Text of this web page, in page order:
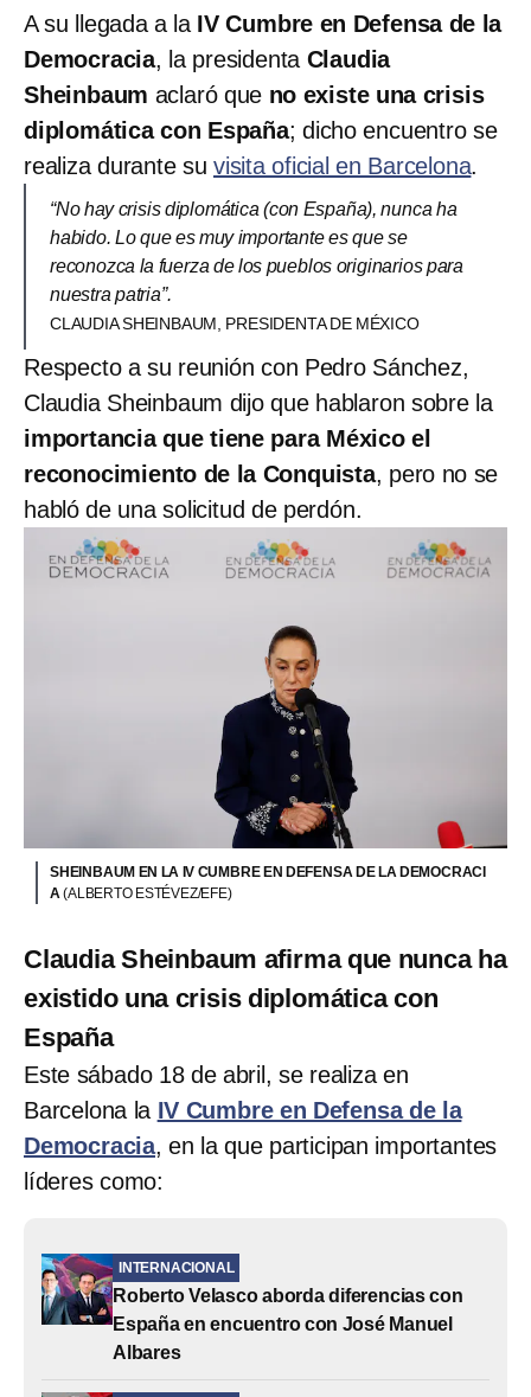
A su llegada a la IV Cumbre en Defensa de la
Democracia, la presidenta Claudia
Sheinbaum aclaró que no existe una crisis
diplomática con España; dicho encuentro se
realiza durante suvisita oficial en Barcelona.
“No hay crisis diplomática (con España), nunca ha
habido. Lo que es muy importante es que se
reconozca la fuerza de los pueblos originarios para
nuestra patria”.
CLAUDIA SHEINBAUM, PRESIDENTA DE MÉXICO
Respecto a su reunión con Pedro Sánchez,
Claudia Sheinbaum dijo que hablaron sobre la
importancia que tiene para México el
reconocimiento de la Conquista, pero no se
habló de una solicitud de perdón.
SHEINBAUM EN LA IV CUMBRE EN DEFENSA DE LA DEMOCRACI
A(ALBERTO ESTÉVEZ/EFE)
Claudia Sheinbaum afirma que nunca ha
existido una crisis diplomática con
España
Este sábado 18 de abril, se realiza en
Barcelona la IV Cumbre en Defensa de la
Democracia, en la que participan importantes
líderes como:
INTERNACIONAL
Roberto Velasco aborda diferencias con
España en encuentro con José Manuel
Albares